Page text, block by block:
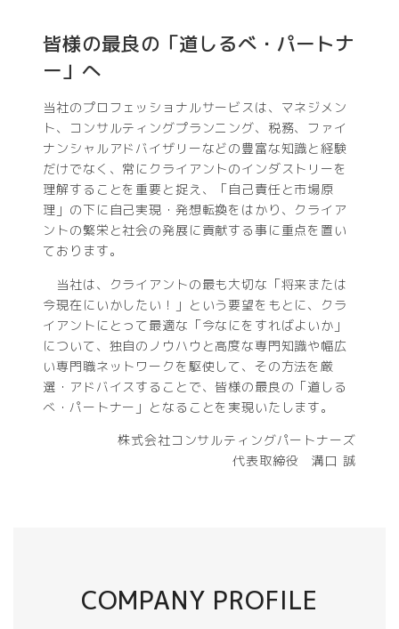
皆様の最良の「道しるべ・パートナ
ー」へ
当社のプロフェッショナルサービスは、マネジメン
ト、コンサルティングプランニング、税務、ファイ
ナンシャルアドバイザリーなどの豊富な知識と経験
だけでなく、常にクライアントのインダストリーを
理解することを重要と捉え、「自己責任と市場原
理」の下に自己実現・発想転換をはかり、クライア
ントの繁栄と社会の発展に貢献する事に重点を置い
ております。
当社は、クライアントの最も大切な「将来または
今現在にいかしたい！」という要望をもとに、クラ
イアントにとって最適な「今なにをすればよいか」
について、独自のノウハウと高度な専門知識や幅広
い専門職ネットワークを駆使して、その方法を厳
選・アドバイスすることで、皆様の最良の「道しる
べ・パートナー」となることを実現いたします。
株式会社コンサルティングパートナーズ
代表取締役 溝口 誠
COMPANY PROFILE